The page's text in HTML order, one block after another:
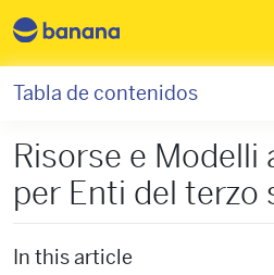
Risorse e Modelli
per Enti del terzo
In this article
Tabla de contenidos